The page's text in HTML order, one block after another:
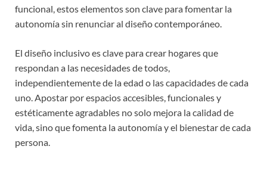
funcional, estos elementos son clave para fomentar la
autonomía sin renunciar al diseño contemporáneo.
El diseño inclusivo es clave para crear hogares que
respondan a las necesidades de todos,
independientemente de la edad o las capacidades de cada
uno. Apostar por espacios accesibles, funcionales y
estéticamente agradables no solo mejora la calidad de
vida, sino que fomenta la autonomía y el bienestar de cada
persona.